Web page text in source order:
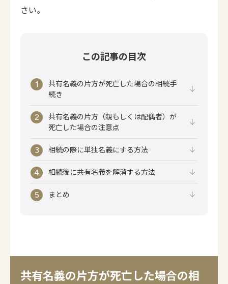
さい。
この記事の目次
共有名義の片方が死亡した場合の相続手
続き
共有名義の片方（親もしくは配偶者）が
死亡した場合の注意点
相続の際に単独名義にする方法
相続後に共有名義を解消する方法
まとめ
共有名義の片方が死亡した場合の相